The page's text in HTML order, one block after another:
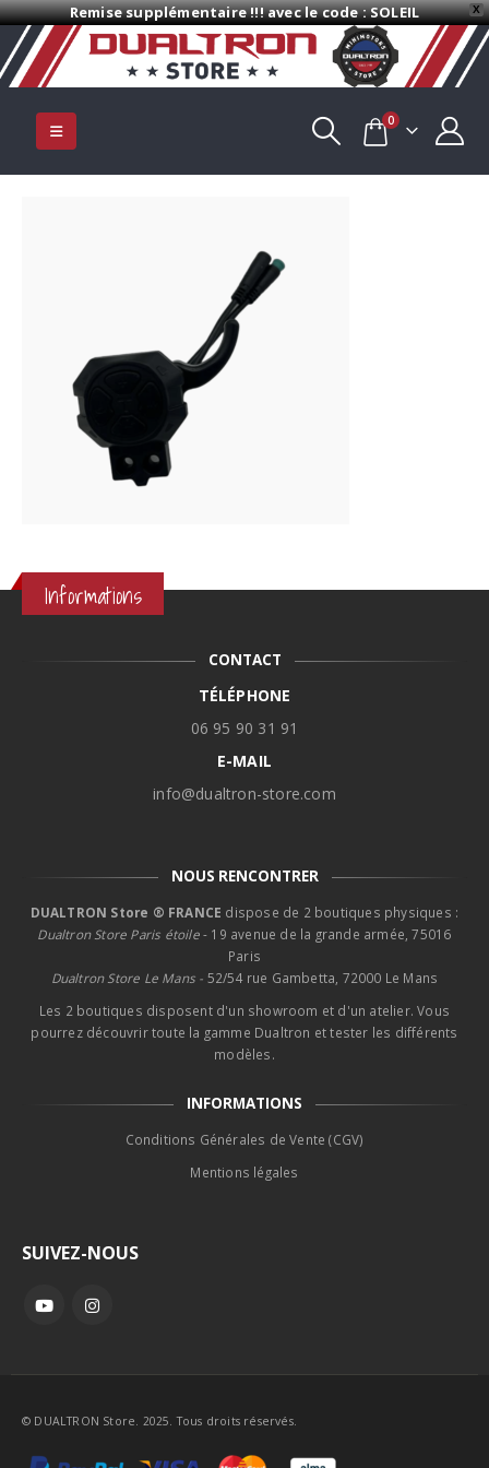
X
Remise supplémentaire !!! avec le code : SOLEIL
0
Informations
CONTACT
TÉLÉPHONE
06 95 90 31 91
E-MAIL
info@dualtron-store.com
NOUS RENCONTRER
DUALTRON Store ® FRANCE dispose de 2 boutiques physiques :
Dualtron Store Paris étoile- 19 avenue de la grande armée, 75016
Paris
Dualtron Store Le Mans - 52/54 rue Gambetta, 72000 Le Mans
Les 2 boutiques disposent d'un showroom et d'un atelier. Vous
pourrez découvrir toute la gamme Dualtron et tester les différents
modèles.
INFORMATIONS
Conditions Générales de Vente (CGV)
Mentions légales
SUIVEZ-NOUS
© DUALTRON Store. 2025. Tous droits réservés.